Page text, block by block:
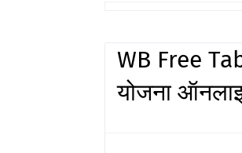
WB Free
योजना